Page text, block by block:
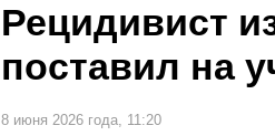
Рецидивист
поставил на
8 июня 2026 года, 11:20